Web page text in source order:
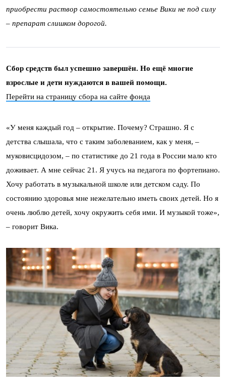
приобрести раствор самостоятельно семье Вики не под силу
– препарат слишком дорогой.
Сбор средств был успешно завершён. Но ещё многие
взрослые и дети нуждаются в вашей помощи.
Перейти на страницу сбора на сайте фонда
«У меня каждый год – открытие. Почему? Страшно. Я с
детства слышала, что с таким заболеванием, как у меня, –
муковисцидозом, – по статистике до 21 года в России мало кто
доживает. А мне сейчас 21. Я учусь на педагога по фортепиано.
Хочу работать в музыкальной школе или детском саду. По
состоянию здоровья мне нежелательно иметь своих детей. Но я
очень люблю детей, хочу окружить себя ими. И музыкой тоже»,
– говорит Вика.